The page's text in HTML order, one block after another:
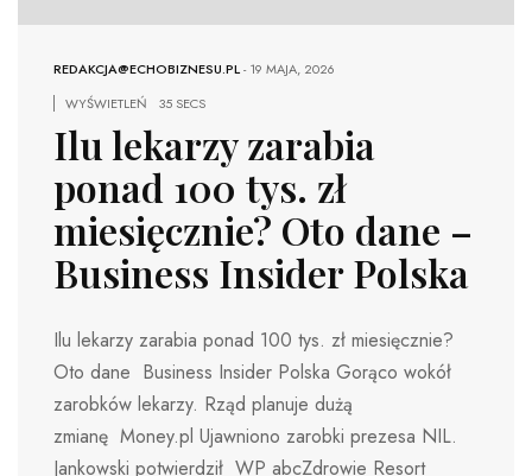
REDAKCJA@ECHOBIZNESU.PL-19 MAJA, 2026
WYŚWIETLEŃ
35 SECS
Ilu lekarzy zarabia
ponad 100 tys. zł
miesięcznie? Oto dane –
Business Insider Polska
Ilu lekarzy zarabia ponad 100 tys. zł miesięcznie?
Oto dane Business Insider Polska Gorąco wokół
zarobków lekarzy. Rząd planuje dużą
zmianę Money.pl Ujawniono zarobki prezesa NIL.
Jankowski potwierdził WP abcZdrowie Resort